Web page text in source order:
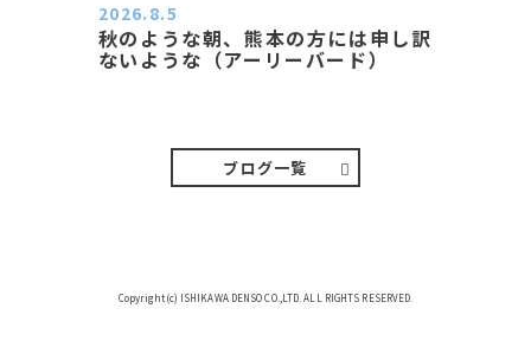
秋のような朝、熊本の方には申し訳
ないような（アーリーバード）
2026.8.5
ブログ一覧
Copyright(c) ISHIKAWA DENSO CO.,LTD. ALL RIGHTS RESERVED.